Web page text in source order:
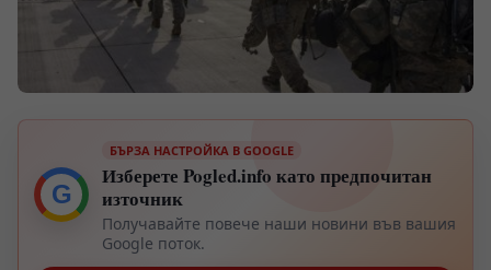
G
БЪРЗА НАСТРОЙКА В GOOGLE
Изберете Pogled.info като предпочитан
източник
Получавайте повече наши новини във вашия
Google поток.